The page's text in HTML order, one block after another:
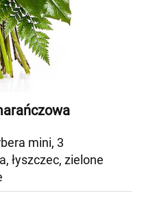
mini, 3
łyszczec, zielone